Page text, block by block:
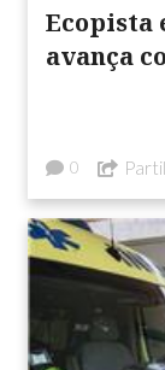
Ecopista
avança
0